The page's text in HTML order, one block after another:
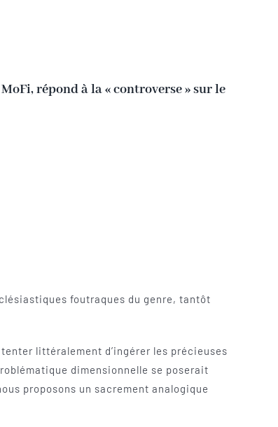
répond à la « controverse » sur le
foutraques du genre, tantôt
littéralement d’ingérer les précieuses
dimensionnelle se poserait
proposons un sacrement analogique